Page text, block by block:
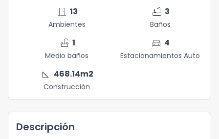
door_front 13
Ambientes
bathtub 3
Baños
faucet 1
Medio baños
directions_car 4
Estacionamientos Auto
square_foot 468.14m2
Construcción
Descripción